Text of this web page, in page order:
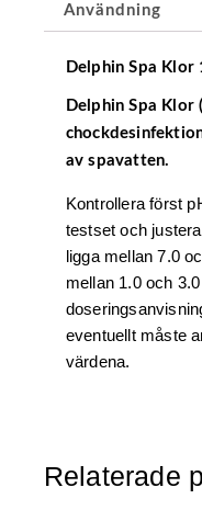
Användning
Delphin Spa Klor
Delphin Spa Klor
av spavatten.
Kontrollera först
testset och
ligga mellan 7.0
mellan 1.0 och
eventuellt måste
värdena.
Relaterade